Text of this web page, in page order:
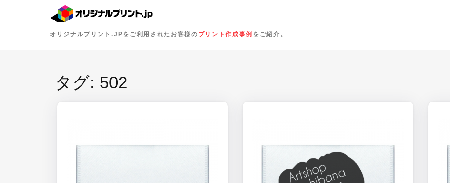
オリジナルプリント.JPをご利用されたお客様の プリント作成事例 をご紹介。
タグ: 502